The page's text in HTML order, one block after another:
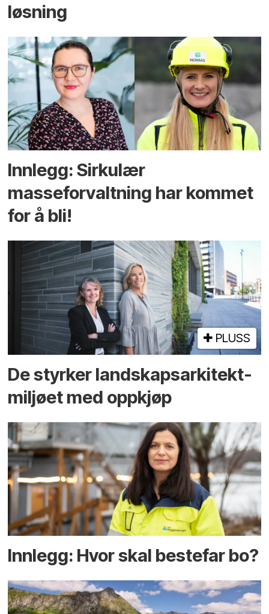
løsning
Innlegg: Sirkulær
masseforvaltning har kommet
for å bli!
PLUSS
De styrker landskaps­arkitekt­
miljøet med oppkjøp
Innlegg: Hvor skal bestefar bo?